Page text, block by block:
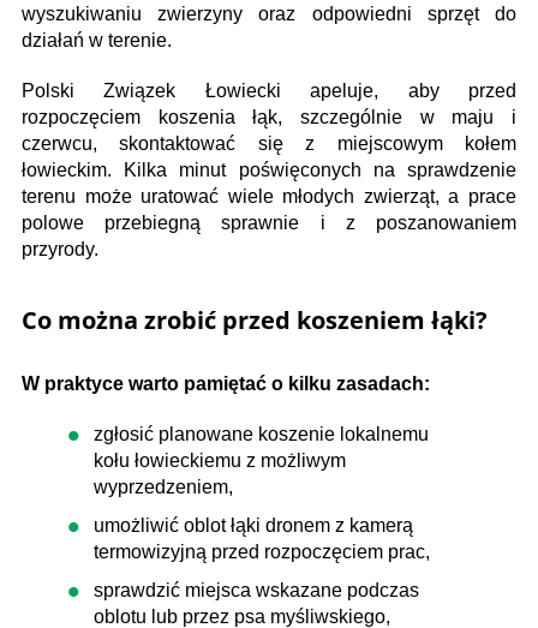
wyszukiwaniu zwierzyny oraz odpowiedni sprzęt do
działań w terenie.
Polski Związek Łowiecki apeluje, aby przed
rozpoczęciem koszenia łąk, szczególnie w maju i
czerwcu, skontaktować się z miejscowym kołem
łowieckim. Kilka minut poświęconych na sprawdzenie
terenu może uratować wiele młodych zwierząt, a prace
polowe przebiegną sprawnie i z poszanowaniem
przyrody.
Co można zrobić przed koszeniem łąki?
W praktyce warto pamiętać o kilku zasadach:
zgłosić planowane koszenie lokalnemu
kołu łowieckiemu z możliwym
wyprzedzeniem,
umożliwić oblot łąki dronem z kamerą
termowizyjną przed rozpoczęciem prac,
sprawdzić miejsca wskazane podczas
oblotu lub przez psa myśliwskiego,